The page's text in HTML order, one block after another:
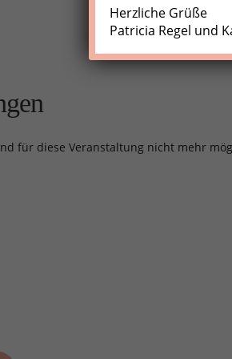
für diese Veranstaltung nicht mehr
Herzliche Grüße
Patricia Regel und